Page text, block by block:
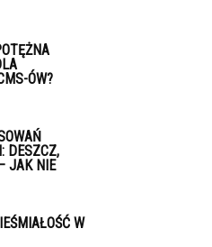
ÓW?
DESZCZ,
JAK NIE
W